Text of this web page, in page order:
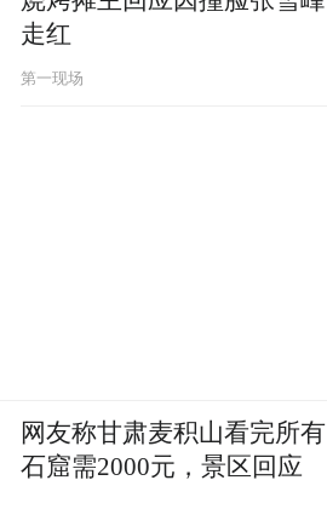
走红
第一现场
网友称甘肃麦积山看完所有
石窟需2000元，景区回应